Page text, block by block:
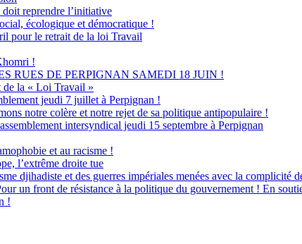
reprendre l’initiative
écologique et démocratique !
pour le retrait de la loi Travail
!
RUES DE PERPIGNAN SAMEDI 18 JUIN !
de la « Loi Travail »
jeudi 7 juillet à Perpignan !
notre colère et notre rejet de sa politique antipopulaire !
intersyndical jeudi 15 septembre à Perpignan
et au racisme !
l’extrême droite tue
djihadiste et des guerres impériales menées avec la complicité
un front de résistance à la politique du gouvernement ! En
!